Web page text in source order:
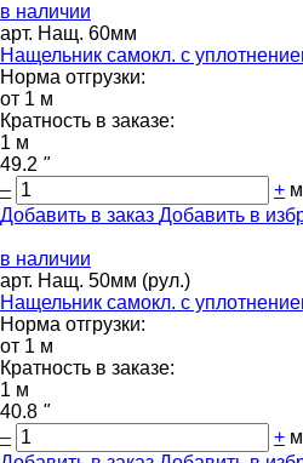
в наличии
арт. Нащ. 60мм
Нащельник самокл. с
Норма отгрузки:
от 1 м
Кратность в заказе:
1 м
49.2 "
–
+
Добавить в заказ Добавить в
в наличии
арт. Нащ. 50мм (рул.)
Нащельник самокл. с
Норма отгрузки:
от 1 м
Кратность в заказе:
1 м
40.8 "
–
+